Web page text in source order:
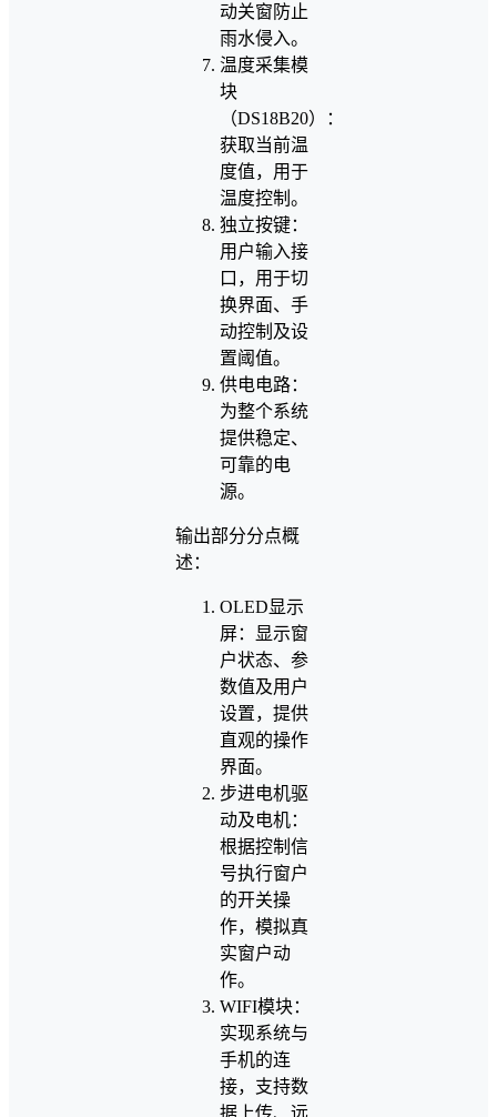
动关窗防止
雨水侵入。
温度采集模
块
（DS18B20）：
获取当前温
度值，用于
温度控制。
独立按键：
用户输入接
口，用于切
换界面、手
动控制及设
置阈值。
供电电路：
为整个系统
提供稳定、
可靠的电
源。
输出部分分点概
述：
OLED显示
屏：显示窗
户状态、参
数值及用户
设置，提供
直观的操作
界面。
步进电机驱
动及电机：
根据控制信
号执行窗户
的开关操
作，模拟真
实窗户动
作。
WIFI模块：
实现系统与
手机的连
接，支持数
据上传、远